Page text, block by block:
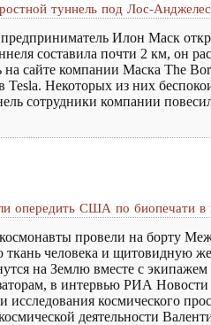
туннель под Лос-
Илон Маск
составила почти 2 км, он
на сайте компании Маска The
Tesla. Некоторых из них
сотрудники компании
опередить США по биопечати в
провели на борту
ткань человека и щитовидную
на Землю вместе с
в интервью РИА Новости
космического
деятельности